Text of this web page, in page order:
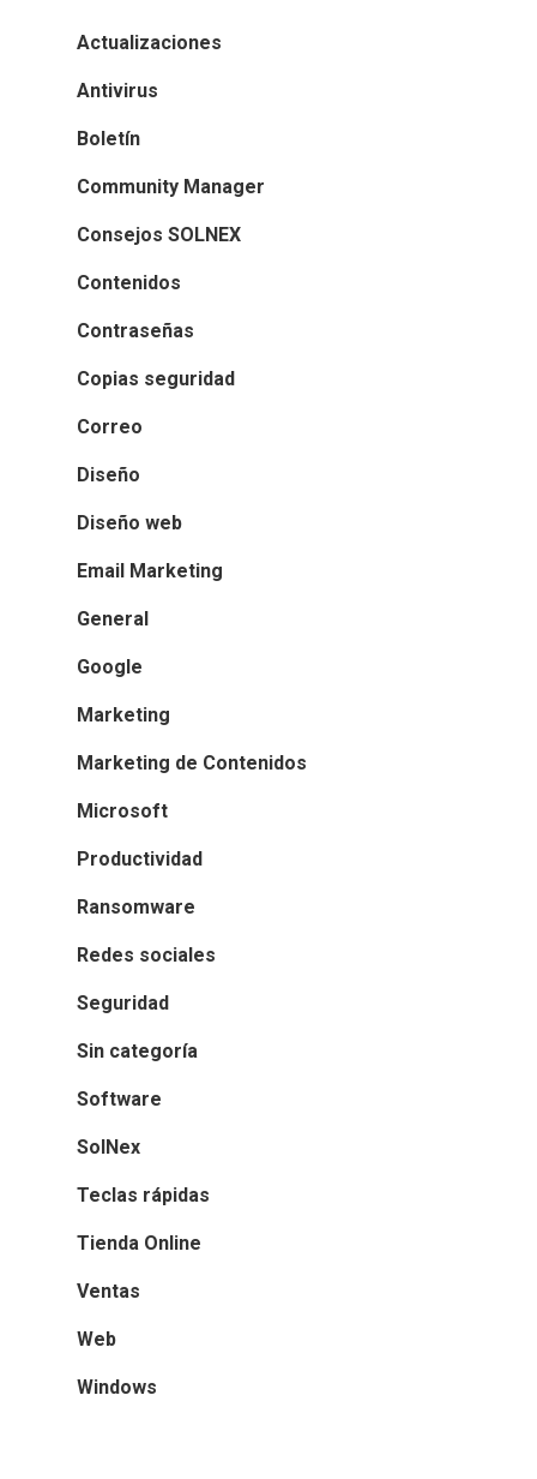
Actualizaciones
Antivirus
Boletín
Community Manager
Consejos SOLNEX
Contenidos
Contraseñas
Copias seguridad
Correo
Diseño
Diseño web
Email Marketing
General
Google
Marketing
Marketing de Contenidos
Microsoft
Productividad
Ransomware
Redes sociales
Seguridad
Sin categoría
Software
SolNex
Teclas rápidas
Tienda Online
Ventas
Web
Windows